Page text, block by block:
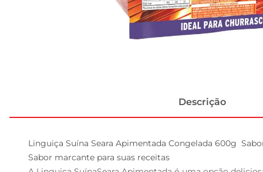
Descrição
Linguiça Suína Seara Apimentada Congelada 600g
Sabor marcante para suas receitas